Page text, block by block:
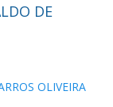
DE
OLIVEIRA